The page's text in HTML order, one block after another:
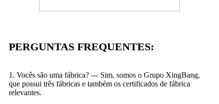
PERGUNTAS FREQUENTES:
1. Vocês são uma fábrica? --- Sim, somos o Grupo XingBang,
que possui três fábricas e também os certificados de fábrica
relevantes.